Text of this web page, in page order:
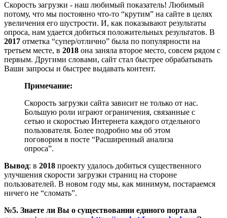
Скорость загрузки - наш любимый показатель! Любимый
потому, что мы постоянно что-то “крутим” на сайте в целях
увеличения его шустрости. И, как показывают результаты
опроса, нам удается добиться положительных результатов. В
2017 отметка “супер/отлично” была по популярности на
третьем месте, в 2018 она заняла второе место, совсем рядом с
первым. Другими словами, сайт стал быстрее обрабатывать
Ваши запросы и быстрее выдавать контент.
Примечание:
Скорость загрузки сайта зависит не только от нас.
Большую роли играют ограничения, связанные с
сетью и скоростью Интернета каждого отдельного
пользователя. Более подробно мы об этом
поговорим в посте “Расширенный анализа
опроса”.
Вывод: в 2018 проекту удалось добиться существенного
улучшения скорости загрузки страниц на стороне
пользователей. В новом году мы, как минимум, постараемся
ничего не “сломать”.
№5. Знаете ли Вы о существовании единого портала